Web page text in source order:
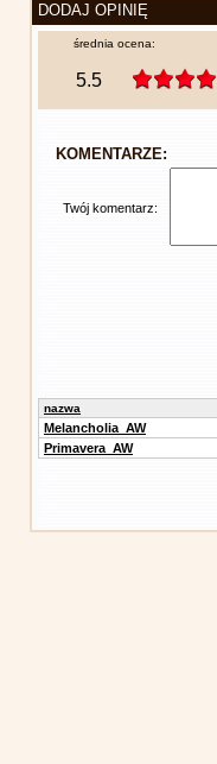
DODAJ OPINIĘ
średnia ocena:
5.5
KOMENTARZE:
Twój komentarz:
nazwa
Melancholia_AW
Primavera_AW